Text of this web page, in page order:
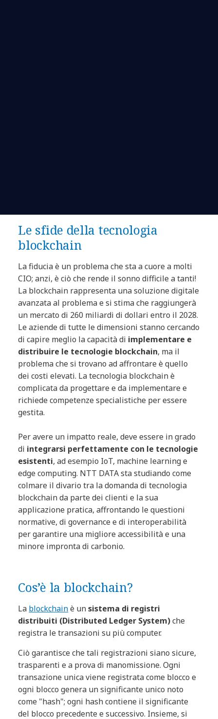
Le sfide della tecnologia
blockchain
La fiducia è un problema che sta a cuore a molti
CIO; anzi, è ciò che rende il sonno difficile a tanti!
La blockchain rappresenta una soluzione digitale
avanzata al problema e si stima che raggiungerà
un mercato di 260 miliardi di dollari entro il 2028.
Le aziende di tutte le dimensioni stanno cercando
di capire meglio la capacità di implementare e
distribuire le tecnologie blockchain, ma il
problema che si trovano ad affrontare è quello
dei costi elevati. La tecnologia blockchain è
complicata da progettare e da implementare e
richiede competenze specialistiche per essere
gestita.
Per avere un impatto reale, deve essere in grado
di integrarsi perfettamente con le tecnologie
esistenti, ad esempio IoT, machine learning e
edge computing. NTT DATA sta studiando come
colmare il divario tra la domanda di tecnologia
blockchain da parte dei clienti e la sua
applicazione pratica, affrontando le questioni
normative, di governance e di interoperabilità
per garantire una migliore accessibilità e una
minore impronta di carbonio.
Cos’è la blockchain?
La blockchainè unsistema di registri
distribuiti (Distributed Ledger System)che
registra le transazioni su più computer.
Ciò garantisce che tali registrazioni siano sicure,
trasparenti e a prova di manomissione. Ogni
transazione unica viene registrata come blocco e
ogni blocco genera un significante unico noto
come "hash"; ogni hash contiene il significante
del blocco precedente e successivo. Insieme, si